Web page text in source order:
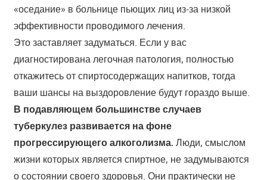
«оседание» в больнице пьющих лиц из-за низкой
эффективности проводимого лечения.
Это заставляет задуматься. Если у вас
диагностирована легочная патология, полностью
откажитесь от спиртосодержащих напитков, тогда
ваши шансы на выздоровление будут гораздо выше.
В подавляющем большинстве случаев
туберкулез развивается на фоне
прогрессирующего алкоголизма. Люди, смыслом
жизни которых является спиртное, не задумываются
о состоянии своего здоровья. Они практически не